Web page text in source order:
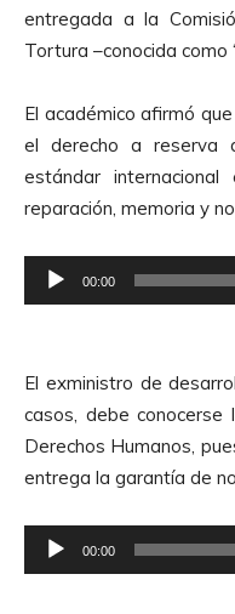
entregada a la
Tortura –conocida como
El académico afirmó
el derecho a reserva
estándar
reparación, memoria y
e
o
d
u
c
t
00:00
El exministro de
casos, debe
Derechos Humanos,
entrega la garantía de
e
00:00